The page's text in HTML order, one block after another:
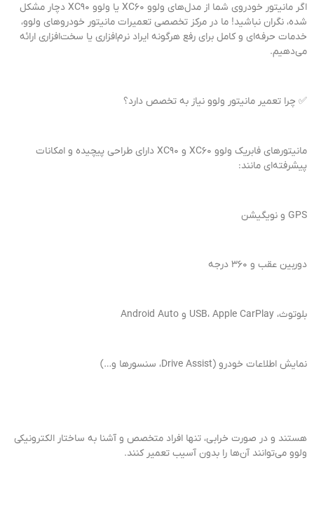
اگر مانیتور خودروی شما از مدل‌های ولوو XC60 یا ولوو XC90 دچار مشکل
شده، نگران نباشید! ما در مرکز تخصصی تعمیرات مانیتور خودروهای ولوو،
خدمات حرفه‌ای و کامل برای رفع هرگونه ایراد نرم‌افزاری یا سخت‌افزاری ارائه
می‌دهیم.
✅ چرا تعمیر مانیتور ولوو نیاز به تخصص دارد؟
مانیتورهای فابریک ولوو XC60 و XC90 دارای طراحی پیچیده و امکانات
پیشرفته‌ای مانند:
GPS و نویگیشن
دوربین عقب و ۳۶۰ درجه
بلوتوث، USB، Apple CarPlay و Android Auto
نمایش اطلاعات خودرو (Drive Assist، سنسورها و…)
هستند و در صورت خرابی، تنها افراد متخصص و آشنا به ساختار الکترونیکی
ولوو می‌توانند آن‌ها را بدون آسیب تعمیر کنند.